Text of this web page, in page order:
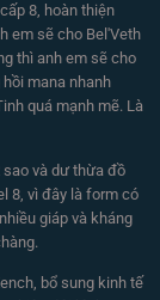
8, hoàn thiện
em sẽ cho Bel'Veth
thì anh em sẽ cho
mana nhanh
quá mạnh mẽ. Là
và dư thừa đồ
8, vì đây là form có
giáp và kháng
bổ sung kinh tế